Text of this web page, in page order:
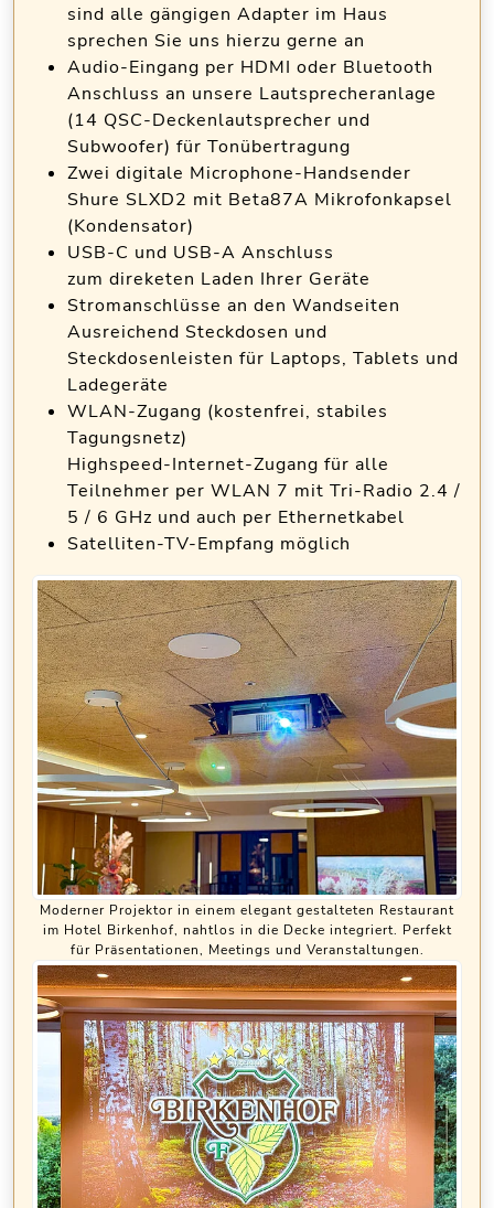
sind alle gängigen Adapter im Haus
sprechen Sie uns hierzu gerne an
Audio-Eingang per HDMI oder Bluetooth
Anschluss an unsere Lautsprecheranlage
(14 QSC-Deckenlautsprecher und
Subwoofer) für Tonübertragung
Zwei digitale Microphone-Handsender
Shure SLXD2 mit Beta87A Mikrofonkapsel
(Kondensator)
USB-C und USB-A Anschluss
zum direketen Laden Ihrer Geräte
Stromanschlüsse an den Wandseiten
Ausreichend Steckdosen und
Steckdosenleisten für Laptops, Tablets und
Ladegeräte
WLAN-Zugang (kostenfrei, stabiles
Tagungsnetz)
Highspeed-Internet-Zugang für alle
Teilnehmer per WLAN 7 mit Tri-Radio 2.4 /
5 / 6 GHz und auch per Ethernetkabel
Satelliten-TV-Empfang möglich
Moderner Projektor in einem elegant gestalteten Restaurant
im Hotel Birkenhof, nahtlos in die Decke integriert. Perfekt
für Präsentationen, Meetings und Veranstaltungen.